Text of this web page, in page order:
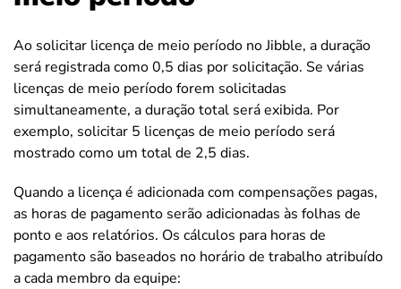
Ao solicitar licença de meio período no Jibble, a duração
será registrada como 0,5 dias por solicitação. Se várias
licenças de meio período forem solicitadas
simultaneamente, a duração total será exibida. Por
exemplo, solicitar 5 licenças de meio período será
mostrado como um total de 2,5 dias.
Quando a licença é adicionada com compensações pagas,
as horas de pagamento serão adicionadas às folhas de
ponto e aos relatórios. Os cálculos para horas de
pagamento são baseados no horário de trabalho atribuído
a cada membro da equipe: